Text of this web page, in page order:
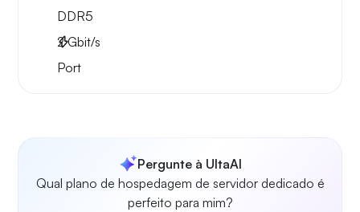
DDR5
2Gbit/s
Port
Pergunte à UltaAI
Qual plano de hospedagem de servidor dedicado é
perfeito para mim?